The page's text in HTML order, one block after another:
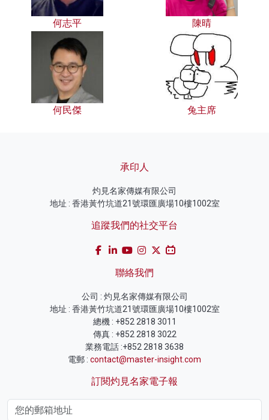
何志平 陳晴
何民傑 兔主席
承印人
灼見名家傳媒有限公司
地址 : 香港黃竹坑道21號環匯廣場10樓1002室
追蹤我們的社交平台
聯絡我們
公司 : 灼見名家傳媒有限公司
地址 : 香港黃竹坑道21號環匯廣場10樓1002室
總機 : +852 2818 3011
傳真 : +852 2818 3022
業務電話 :+852 2818 3638
電郵 : contact@master-insight.com
訂閱灼見名家電子報